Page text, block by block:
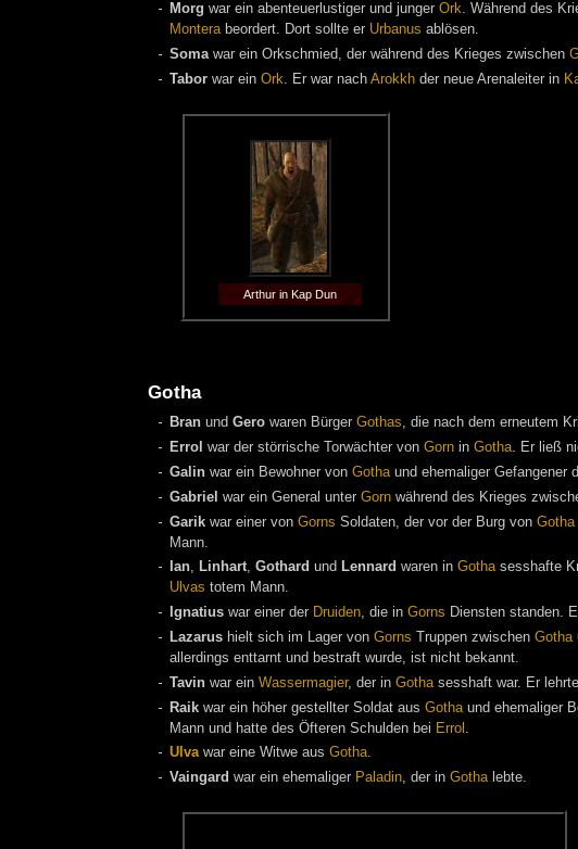
Morg war ein abenteuerlustiger und junger Ork. Während des
Monterabeordert. Dort sollte er Urbanus ablösen.
Somawar ein Orkschmied, der während des Krieges zwischen
Tabor war ein Ork . Er war nach Arokkh der neue Arenaleiter in
Arthur in Kap Dun
Gotha
Bran und Gero waren Bürger Gothas, die nach dem erneutem
Errol war der störrische Torwächter von Gorn in Gotha. Er ließ
Galin war ein Bewohner von Gothaund ehemaliger Gefangener
Gabriel war ein General unter Gorn während des Krieges
Garik war einer von Gorns Soldaten, der vor der Burg von Gotha
Mann.
Ian, Linhart, Gothard und Lennard waren in Gothasesshafte
Ulvas totem Mann.
Ignatius war einer der Druiden, die in Gorns Diensten standen.
Lazarus hielt sich im Lager von Gorns Truppen zwischen Gotha
allerdings enttarnt und bestraft wurde, ist nicht bekannt.
Tavin war ein Wassermagier, der in Gotha sesshaft war. Er
Raik war ein höher gestellter Soldat aus Gotha und ehemaliger
Mann und hatte des Öfteren Schulden bei Errol
Ulvawar eine Witwe aus Gotha.
Vaingard war ein ehemaliger Paladin, der in Gothalebte.